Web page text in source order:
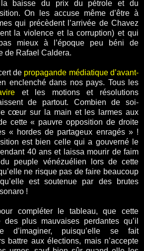
baisse du prix du pétrole et du
On les accuse même d’être à
qui précèdent l’arrivée de Chavez
la violence et la corruption) et qui
mieux à l’époque peu béni de
de Rafael Caldera.
de propagande médiatique d’avant-
enclenché dans nos pays. Tous les
et les motions et résolutions
de partout. Combien de soi-
cœur sur la main et les larmes aux
cette « pauvre opposition de droite
« hordes de partageux enragés » !
est bien celle qui a gouverné le
40 ans et laissa mourir de faim
du peuple vénézuélien lors de cette
ne risque pas de faire beaucoup
est soutenue par des brutes
!
compléter le tableau, que cette
des plus mauvaises perdantes qu’il
d’imaginer, puisqu’elle se fait
battre aux élections, mais n’accepte